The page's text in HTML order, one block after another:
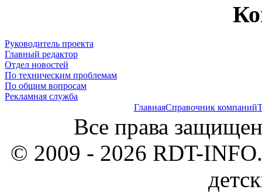
Руководитель проекта
Главный редактор
Отдел новостей
По техническим проблемам
По общим вопросам
Рекламная служба
ГлавнаяСправочник компаний
Все права
© 2009 - 2026 RDT-